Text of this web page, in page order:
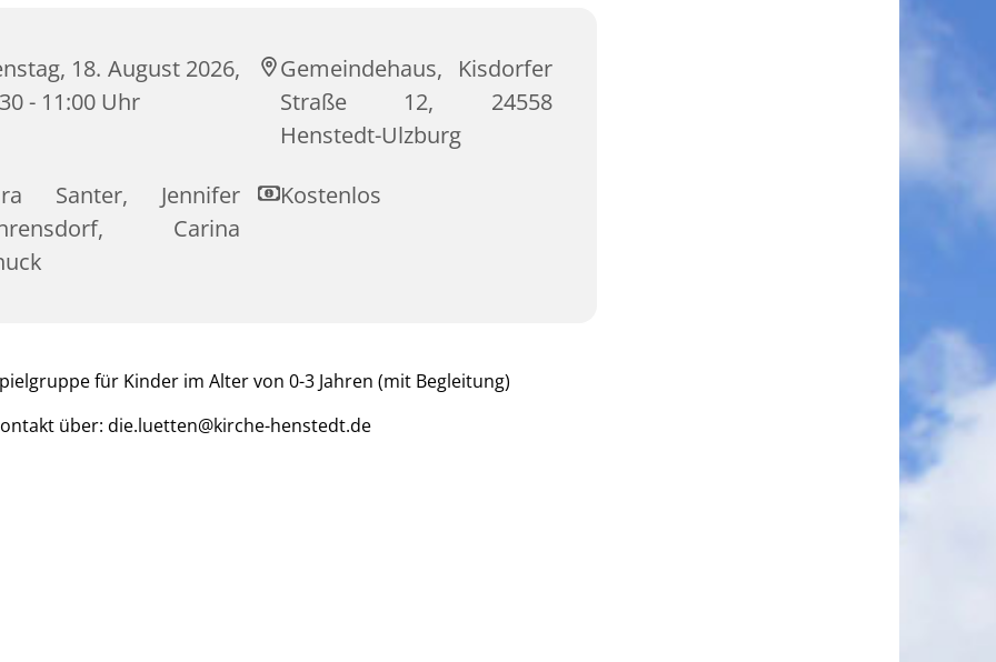
18. August 2026,
- 11:00 Uhr
Gemeindehaus, Kisdorfer
Straße 12, 24558
Henstedt-Ulzburg
Santer, Jennifer
Carina
Kostenlos
für Kinder im Alter von 0-3 Jahren (mit Begleitung)
über: die.luetten@kirche-henstedt.de